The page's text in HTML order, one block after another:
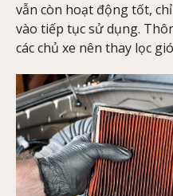
vẫn còn hoạt động tốt,
vào tiếp tục sử dụng.
các chủ xe nên thay lọc